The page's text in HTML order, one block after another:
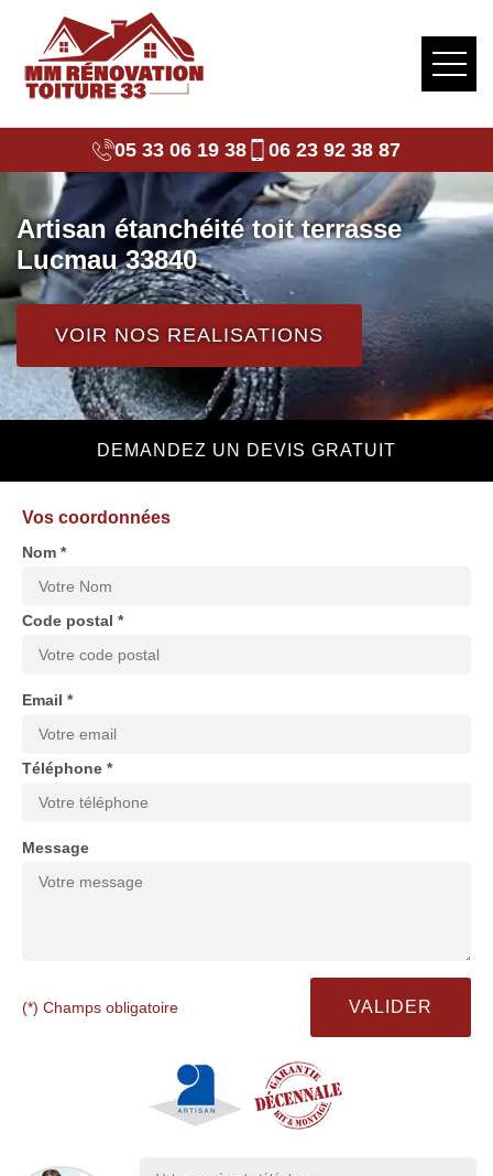
05 33 06 19 38 06 23 92 38 87
Artisan étanchéité toit terrasse
Lucmau 33840
VOIR NOS REALISATIONS
DEMANDEZ UN DEVIS GRATUIT
Vos coordonnées
Nom *
Code postal *
Email *
Téléphone *
Message
(*) Champs obligatoire